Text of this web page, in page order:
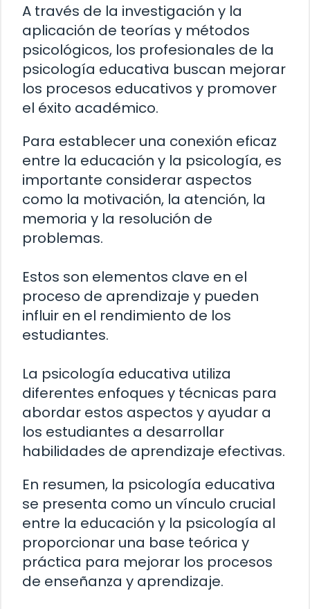
A través de la investigación y la
aplicación de teorías y métodos
psicológicos, los profesionales de la
psicología educativa buscan mejorar
los procesos educativos y promover
el éxito académico.
Para establecer una conexión eficaz
entre la educación y la psicología, es
importante considerar aspectos
como la motivación, la atención, la
memoria y la resolución de
problemas.
Estos son elementos clave en el
proceso de aprendizaje y pueden
influir en el rendimiento de los
estudiantes.
La psicología educativa utiliza
diferentes enfoques y técnicas para
abordar estos aspectos y ayudar a
los estudiantes a desarrollar
habilidades de aprendizaje efectivas.
En resumen, la psicología educativa
se presenta como un vínculo crucial
entre la educación y la psicología al
proporcionar una base teórica y
práctica para mejorar los procesos
de enseñanza y aprendizaje.